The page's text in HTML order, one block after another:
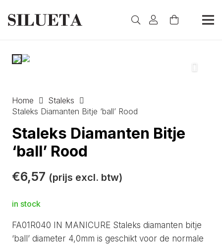
Home
Staleks
Staleks Diamanten Bitje ‘ball’ Rood
Staleks Diamanten Bitje
‘ball’ Rood
€6,57 (prijs excl. btw)
in stock
FA01R040 IN MANICURE Staleks diamanten bitje
‘ball’ diameter 4,0mm is geschikt voor de normale